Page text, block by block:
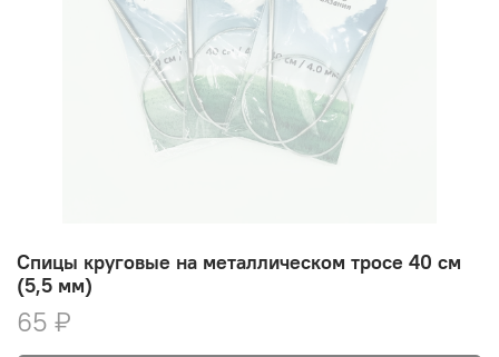
Спицы круговые на металлическом тросе 40 см
(5,5 мм)
65 ₽